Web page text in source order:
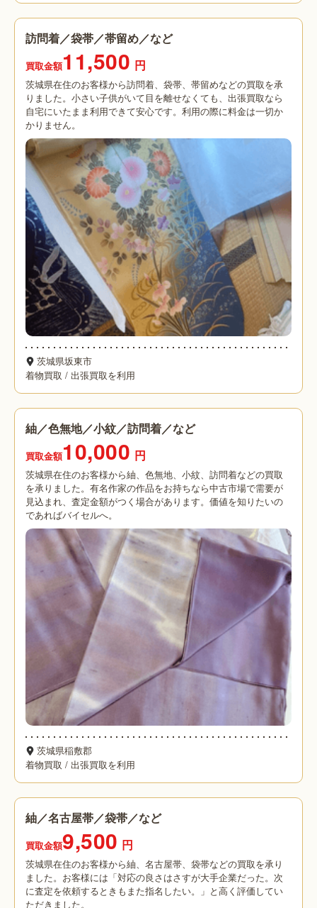
訪問着／袋帯／帯留め／など
買取金額11,500 円
茨城県在住のお客様から訪問着、袋帯、帯留めなどの買取を承
りました。小さい子供がいて目を離せなくても、出張買取なら
自宅にいたまま利用できて安心です。利用の際に料金は一切か
かりません。
茨城県坂東市
着物買取 / 出張買取を利用
紬／色無地／小紋／訪問着／など
買取金額10,000 円
茨城県在住のお客様から紬、色無地、小紋、訪問着などの買取
を承りました。有名作家の作品をお持ちなら中古市場で需要が
見込まれ、査定金額がつく場合があります。価値を知りたいの
であればバイセルへ。
茨城県稲敷郡
着物買取 / 出張買取を利用
紬／名古屋帯／袋帯／など
買取金額9,500 円
茨城県在住のお客様から紬、名古屋帯、袋帯などの買取を承り
ました。お客様には「対応の良さはさすが大手企業だった。次
に査定を依頼するときもまた指名したい。」と高く評価してい
ただきました。